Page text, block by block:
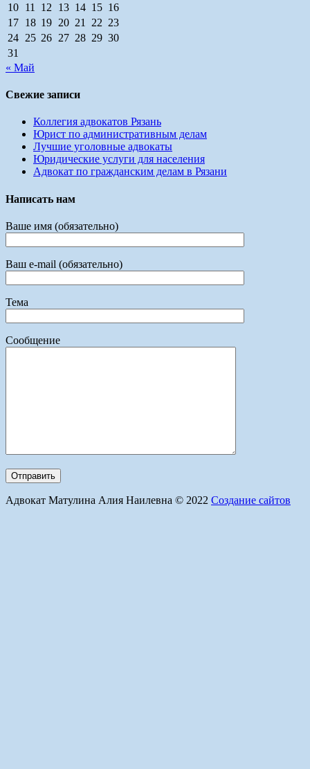
10 11 12 13 14 15 16
17 18 19 20 21 22 23
24 25 26 27 28 29 30
31
« Май
Свежие записи
Коллегия адвокатов Рязань
Юрист по административным делам
Лучшие уголовные адвокаты
Юридические услуги для населения
Адвокат по гражданским делам в Рязани
Написать нам
Ваше имя (обязательно)
Ваш e-mail (обязательно)
Тема
Сообщение
Адвокат Матулина Алия Наилевна © 2022 Создание сайтов